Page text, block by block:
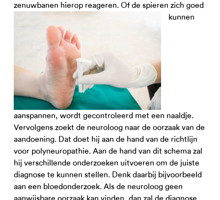
zenuwbanen hierop reageren. Of de spieren zich goed
kunnen
aanspannen, wordt gecontroleerd met een naaldje.
Vervolgens zoekt de neuroloog naar de oorzaak van de
aandoening. Dat doet hij aan de hand van de richtlijn
voor polyneuropathie. Aan de hand van dit schema zal
hij verschillende onderzoeken uitvoeren om de juiste
diagnose te kunnen stellen. Denk daarbij bijvoorbeeld
aan een bloedonderzoek. Als de neuroloog geen